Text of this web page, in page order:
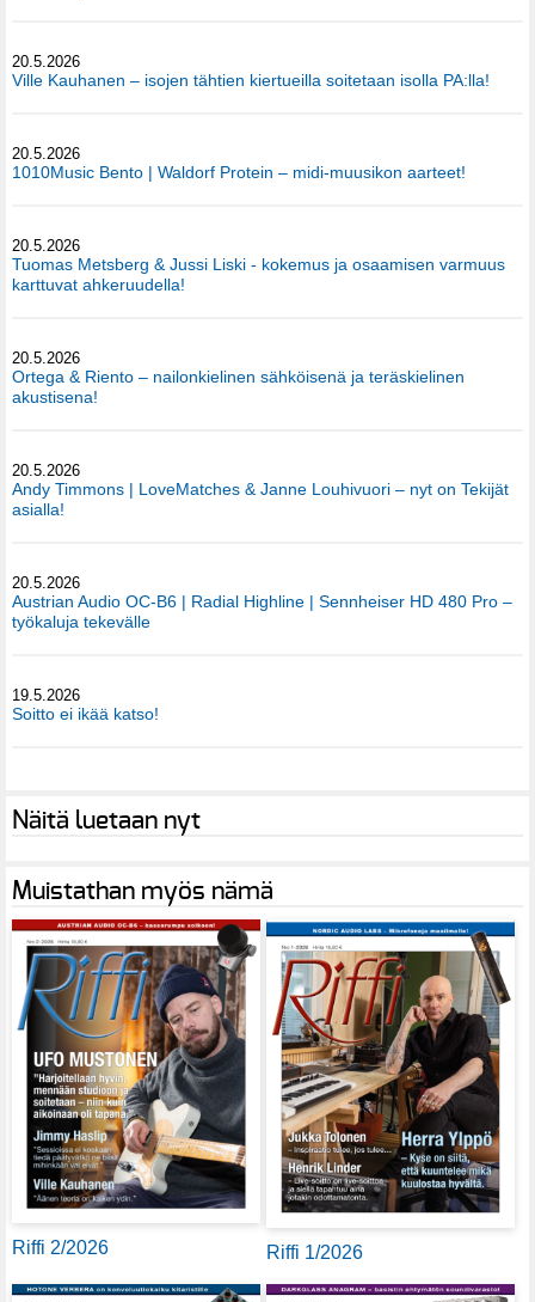
20.5.2026
Ville Kauhanen – isojen tähtien kiertueilla soitetaan isolla PA:lla!
20.5.2026
1010Music Bento | Waldorf Protein – midi-muusikon aarteet!
20.5.2026
Tuomas Metsberg & Jussi Liski - kokemus ja osaamisen varmuus
karttuvat ahkeruudella!
20.5.2026
Ortega & Riento – nailonkielinen sähköisenä ja teräskielinen
akustisena!
20.5.2026
Andy Timmons | LoveMatches & Janne Louhivuori – nyt on Tekijät
asialla!
20.5.2026
Austrian Audio OC-B6 | Radial Highline | Sennheiser HD 480 Pro –
työkaluja tekevälle
19.5.2026
Soitto ei ikää katso!
Näitä luetaan nyt
Muistathan myös nämä
Riffi 2/2026 Riffi 1/2026